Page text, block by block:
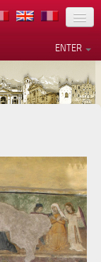
ENTER